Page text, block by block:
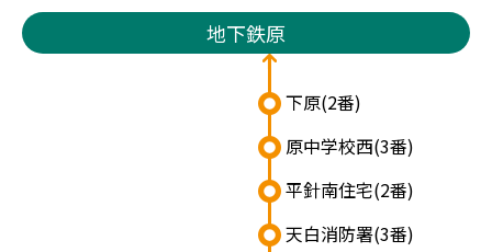
地下鉄原
天白消防署(3番)
平針南住宅(2番)
原中学校西(3番)
下原(2番)